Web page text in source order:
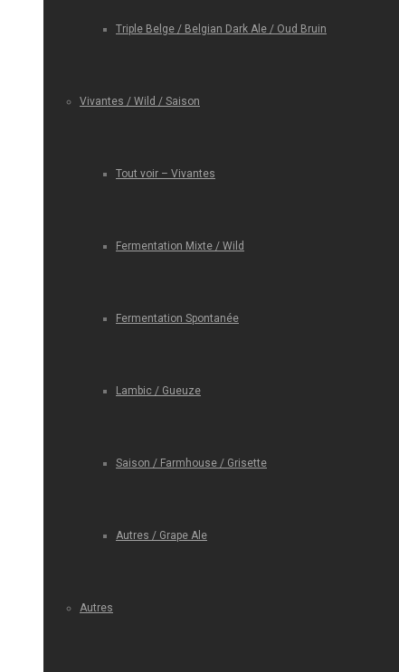
Triple Belge / Belgian Dark Ale / Oud Bruin
Vivantes / Wild / Saison
Tout voir – Vivantes
Fermentation Mixte / Wild
Fermentation Spontanée
Lambic / Gueuze
Saison / Farmhouse / Grisette
Autres / Grape Ale
Autres